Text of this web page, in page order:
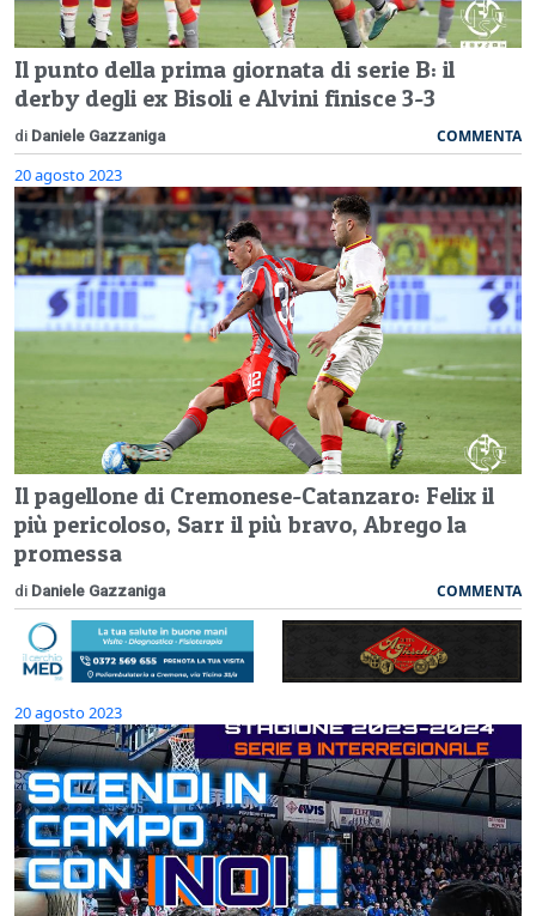
Il punto della prima giornata di serie B: il
derby degli ex Bisoli e Alvini finisce 3-3
di Daniele Gazzaniga COMMENTA
20 agosto 2023
Il pagellone di Cremonese-Catanzaro: Felix il
più pericoloso, Sarr il più bravo, Abrego la
promessa
di Daniele Gazzaniga COMMENTA
20 agosto 2023